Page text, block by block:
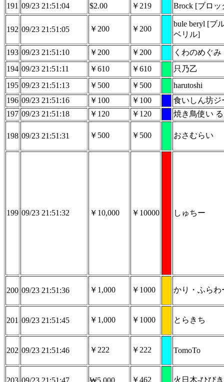
191 09/23 21:51:04 $2.00 ￥219 Brock [ブロッ
192 09/23 21:51:05 ￥200 ￥200
bule beryl [ブ
ベリル]
193 09/23 21:51:10 ￥200 ￥200
くわのめぐみ
194 09/23 21:51:11 ￥610 ￥610
只乃乙
195 09/23 21:51:13 ￥500 ￥500
harutoshi
196 09/23 21:51:16 ￥100 ￥100
食いしん坊ジ
197 09/23 21:51:18 ￥120 ￥120 焼き鳥使い
198 09/23 21:51:31 ￥500 ￥500 おさむらい
199 09/23 21:51:32 ￥10,000 ￥10000 しゅちー
200 09/23 21:51:36 ￥1,000 ￥1000 かり・ふらわ
201 09/23 21:51:45 ￥1,000 ￥1000 とらきち
202 09/23 21:51:46 ￥222 ￥222 TomoTo
203 09/23 21:51:47 ₩5,000 ￥462 火日木-ひび